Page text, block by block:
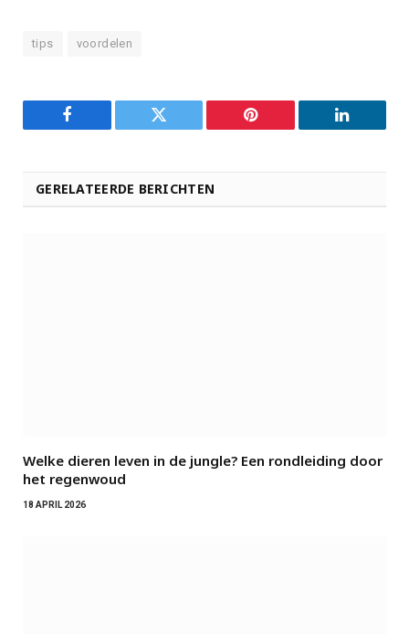
tips voordelen
Facebook Twitter Pinterest LinkedIn
GERELATEERDE BERICHTEN
Welke dieren leven in de jungle? Een rondleiding door
het regenwoud
18 APRIL 2026